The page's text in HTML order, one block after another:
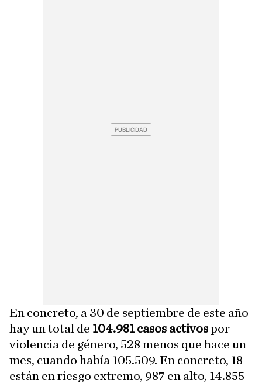
En concreto, a 30 de septiembre de este año
hay un total de 104.981 casos activospor
violencia de género, 528 menos que hace un
mes, cuando había 105.509. En concreto, 18
están en riesgo extremo, 987 en alto, 14.855